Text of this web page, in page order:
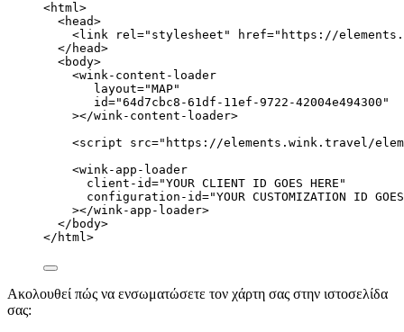
<html>
<head>
<link rel=" stylesheet " href=" https://
</ head>
<body>
<wink-content-loader
layout="MAP"
id="64d7cbc8-61df-11ef-9722-42004e494300 "
></wink-content-loader>
<script src=" https://elements.wink.travel/
<wink-app-loader
client-id="YOUR CLIENT ID GOES HERE "
configuration-id="YOUR CUSTOMIZATION ID
></wink-app-loader>
</ body>
</ html>
Ακολουθεί πώς να ενσωματώσετε τον χάρτη σας στην ιστοσελίδα
σας: